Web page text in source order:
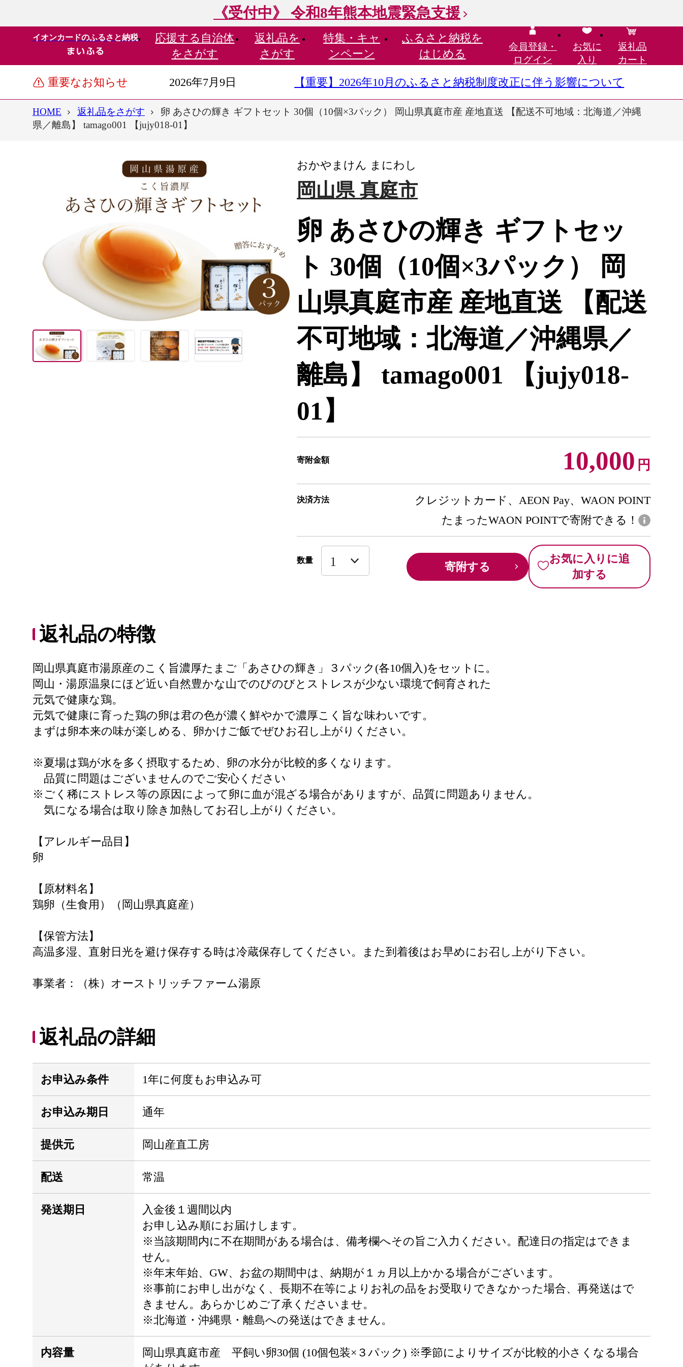
《受付中》 令和8年熊本地震緊急支援
イオンカードのふるさと納税 応援する 自治体
をさがす
返礼品を
さがす
特集・ キャ
ンペーン
ふるさと納税を
はじめる
会員登録・
ログイン
お気に
入り
返礼品
カート
重要なお知らせ 2026年7月9日 【重要】2026年10月のふるさと納税制度改正に伴う影響について
HOME 返礼品をさがす
卵 あさひの輝き ギフトセット 30個（10個×3パック） 岡山県真庭市産 産地直送 【配送不可地域：北海道／沖縄
県／離島】 tamago001 【jujy018-01】
おかやまけん まにわし
岡山県 真庭市
卵 あさひの輝き ギフトセッ
ト 30個（10個×3パック） 岡
山県真庭市産 産地直送 【配送
不可地域：北海道／沖縄県／
離島】 tamago001 【jujy018-
01】
寄附金額 10,000 円
決済方法
クレジットカード、AEON Pay、WAON POINT
たまったWAON POINTで寄附できる！
数量 寄附する
お気に入りに追
加する
返礼品の特徴
岡山県真庭市湯原産のこく旨濃厚たまご「あさひの輝き」３パック(各10個入)をセットに。
岡山・湯原温泉にほど近い自然豊かな山でのびのびとストレスが少ない環境で飼育された
元気で健康な鶏。
元気で健康に育った鶏の卵は君の色が濃く鮮やかで濃厚こく旨な味わいです。
まずは卵本来の味が楽しめる、卵かけご飯でぜひお召し上がりください。
※夏場は鶏が水を多く摂取するため、卵の水分が比較的多くなります。
品質に問題はございませんのでご安心ください
※ごく稀にストレス等の原因によって卵に血が混ざる場合がありますが、品質に問題ありません。
気になる場合は取り除き加熱してお召し上がりください。
【アレルギー品目】
卵
【原材料名】
鶏卵（生食用）（岡山県真庭産）
【保管方法】
高温多湿、直射日光を避け保存する時は冷蔵保存してください。また到着後はお早めにお召し上がり下さい。
事業者：（株）オーストリッチファーム湯原
返礼品の詳細
お申込み条件 1年に何度もお申込み可
お申込み期日 通年
提供元 岡山産直工房
配送 常温
発送期日
入金後１週間以内
お申し込み順にお届けします。
※当該期間内に不在期間がある場合は、備考欄へその旨ご入力ください。配達日の指定はできま
せん。
※年末年始、GW、お盆の期間中は、納期が１ヵ月以上かかる場合がございます。
※事前にお申し出がなく、長期不在等によりお礼の品をお受取りできなかった場合、再発送はで
きません。あらかじめご了承くださいませ。
※北海道・沖縄県・離島への発送はできません。
内容量
岡山県真庭市産 平飼い卵30個 (10個包装×３パック) ※季節によりサイズが比較的小さくなる場合